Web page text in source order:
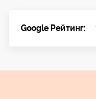
Google Рейтинг: